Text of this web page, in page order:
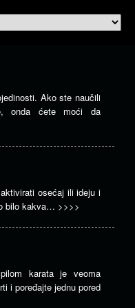
Ako ste naučili
onda ćete moći da
osećaj ili ideju i
bilo kakva… >>>>
karata je veoma
i poređajte jednu pored